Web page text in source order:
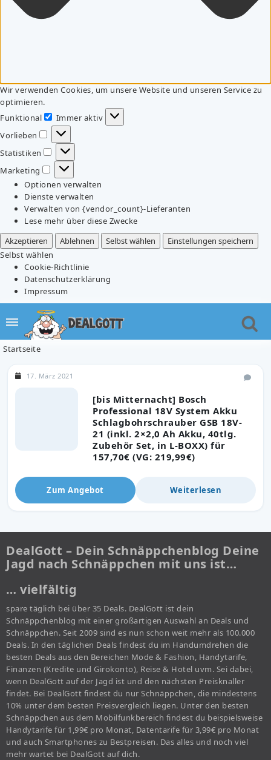
Wir verwenden Cookies, um unsere Website und unseren Service zu
optimieren.
Funktional
Funktional
Immer aktiv
Vorlieben
Vorlieben
Statistiken
Statistiken
Marketing
Marketing
Optionen verwalten
Dienste verwalten
Verwalten von {vendor_count}-Lieferanten
Lese mehr über diese Zwecke
Akzeptieren
Ablehnen Selbst wählen
Einstellungen speichern
Selbst wählen
Cookie-Richtlinie
Datenschutzerklärung
Impressum
Startseite
[bis Mitternacht] Bosch
Professional 18V System Akku
Schlagbohrschrauber GSB 18V-
21 (inkl. 2×2,0 Ah Akku, 40tlg.
Zubehör Set, in L-BOXX) für
157,70€ (VG: 219,99€)
17. März 2021
Zum Angebot Weiterlesen
DealGott – Dein Schnäppchenblog Deine
Jagd nach Schnäppchen mit uns ist…
… vielfältig
spare täglich bei über 35 Deals. DealGott ist dein
Schnäppchenblog mit einer großartigen Auswahl an Deals und
Schnäppchen. Seit 2009 sind es nun schon weit mehr als 100.000
Deals. In den täglichen Deals findest du im Handumdrehen die
besten Deals aus den Bereichen Mode & Fashion, Handytarife,
Finanzen (Kredite und Girokonto), Reise & Hotel uvm. Sei dabei,
wenn DealGott auf der Jagd ist und den nächsten Preisknaller
findet. Bei DealGott findest du nur Schnäppchen, die mindestens
10% unter dem besten Preisvergleich liegen. Unter den besten
Schnäppchen aus dem Mobilfunkbereich findest du beispielsweise
Handytarife für 1,99€ pro Monat, Datentarife für 3,99€ pro Monat
und auch Smartphones zu Bestpreisen. Das alles und noch viel
mehr wartet bei DealGott auf dich.